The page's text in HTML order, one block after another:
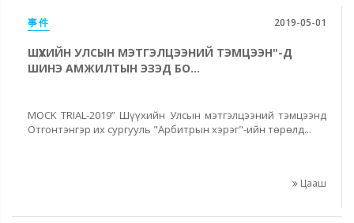
事件 2019-05-01
ШҮҮХИЙН УЛСЫН МЭТГЭЛЦЭЭНИЙ ТЭМЦЭЭН"-Д
ШИНЭ АМЖИЛТЫН ЭЗЭД БО...
MOCK TRIAL-2019” Шүүхийн Улсын мэтгэлцээний тэмцээнд
Отгонтэнгэр их сургууль "Арбитрын хэрэг"-ийн төрөлд...
Цааш